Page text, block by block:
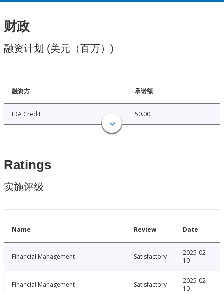
财政
融资计划 (美元（百万）)
融资方 承诺额
IDA Credit 50.00
Ratings
实施评级
Name Review Date
Financial Management Satisfactory
2025-02-
10
Financial Management Satisfactory
2025-02-
10